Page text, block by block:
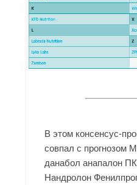
В этом консенсус-
совпал с прогнозом
данабол анапалон
Нандролон